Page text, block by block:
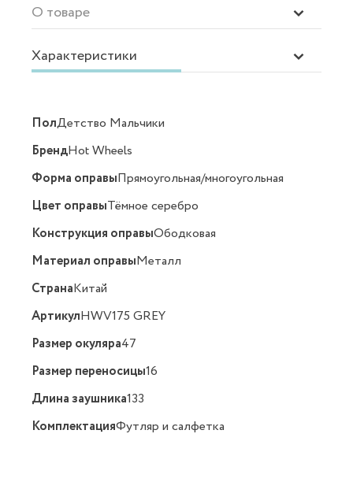
О товаре
Характеристики
ПолДетство Мальчики
БрендHot Wheels
Форма оправыПрямоугольная/многоугольная
Цвет оправыТёмное серебро
Конструкция оправыОбодковая
Материал оправыМеталл
СтранаКитай
АртикулHWV175 GREY
Размер окуляра47
Размер переносицы16
Длина заушника133
КомплектацияФутляр и салфетка